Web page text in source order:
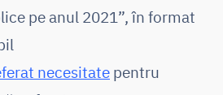
pe anul 2021”, în format
necesitatepentru